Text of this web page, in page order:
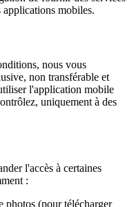
applications mobiles.
nous vous
non transférable et
l'application mobile
uniquement à des
l'accès à certaines
:
photos (pour télécharger